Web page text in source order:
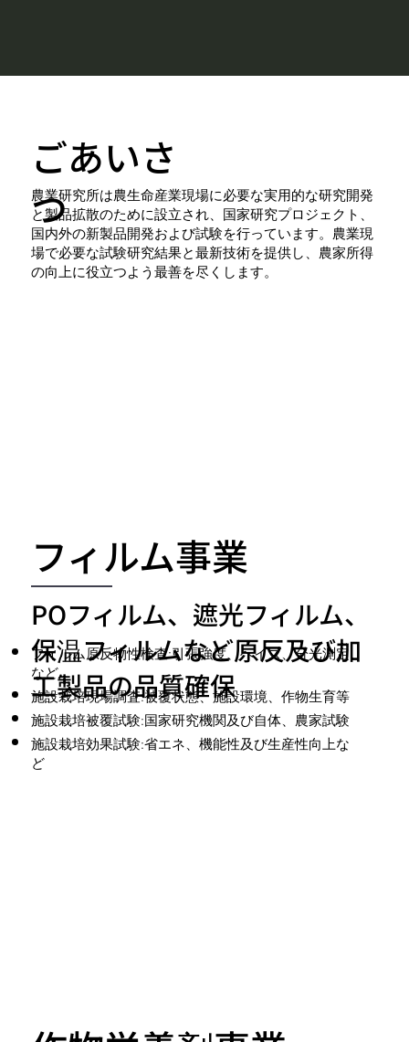
ごあいさ
つ
農業研究所は農生命産業現場に必要な実用的な研究開発
と製品拡散のために設立され、国家研究プロジェクト、
国内外の新製品開発および試験を行っています。農業現
場で必要な試験研究結果と最新技術を提供し、農家所得
の向上に役立つよう最善を尽くします。
フィルム原反物性検査:引張強度、ヘイズ、分光測定
など
施設栽培現場調査:被覆状態、施設環境、作物生育等
施設栽培被覆試験:国家研究機関及び自体、農家試験
施設栽培効果試験:省エネ、機能性及び生産性向上な
ど
フィルム事業
POフィルム、遮光フィルム、
保温フィルムなど原反及び加
工製品の品質確保